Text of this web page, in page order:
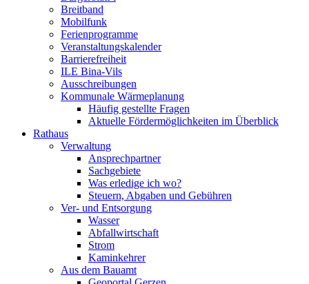
Breitband
Mobilfunk
Ferienprogramme
Veranstaltungskalender
Barrierefreiheit
ILE Bina-Vils
Ausschreibungen
Kommunale Wärmeplanung
Häufig gestellte Fragen
Aktuelle Fördermöglichkeiten im Überblick
Rathaus
Verwaltung
Ansprechpartner
Sachgebiete
Was erledige ich wo?
Steuern, Abgaben und Gebühren
Ver- und Entsorgung
Wasser
Abfallwirtschaft
Strom
Kaminkehrer
Aus dem Bauamt